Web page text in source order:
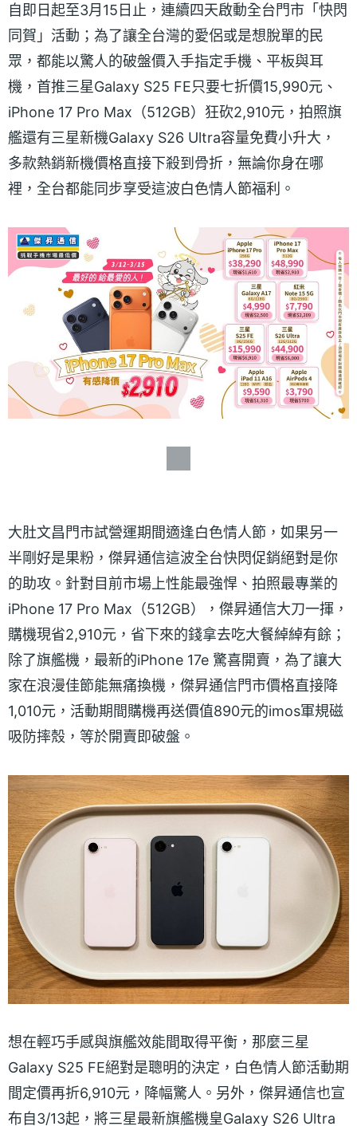
自即日起至3月15日止，連續四天啟動全台門市「快閃
同賀」活動；為了讓全台灣的愛侶或是想脫單的民
眾，都能以驚人的破盤價入手指定手機、平板與耳
機，首推三星Galaxy S25 FE只要七折價15,990元、
iPhone 17 Pro Max（512GB）狂砍2,910元，拍照旗
艦還有三星新機Galaxy S26 Ultra容量免費小升大，
多款熱銷新機價格直接下殺到骨折，無論你身在哪
裡，全台都能同步享受這波白色情人節福利。
大肚文昌門市試營運期間適逢白色情人節，如果另一
半剛好是果粉，傑昇通信這波全台快閃促銷絕對是你
的助攻。針對目前市場上性能最強悍、拍照最專業的
iPhone 17 Pro Max（512GB），傑昇通信大刀一揮，
購機現省2,910元，省下來的錢拿去吃大餐綽綽有餘；
除了旗艦機，最新的iPhone 17e 驚喜開賣，為了讓大
家在浪漫佳節能無痛換機，傑昇通信門市價格直接降
1,010元，活動期間購機再送價值890元的imos軍規磁
吸防摔殼，等於開賣即破盤。
想在輕巧手感與旗艦效能間取得平衡，那麼三星
Galaxy S25 FE絕對是聰明的決定，白色情人節活動期
間定價再折6,910元，降幅驚人。另外，傑昇通信也宣
布自3/13起，將三星最新旗艦機皇Galaxy S26 Ultra